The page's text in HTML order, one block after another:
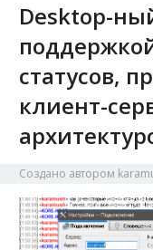
Desktop-
статусов,
клиент-
Создано автором